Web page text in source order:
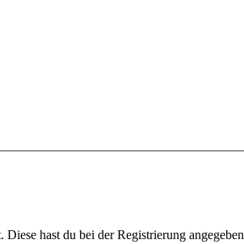
hast du bei der Registrierung angegeben